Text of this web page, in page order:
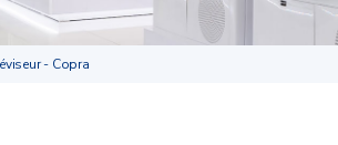
- Copra